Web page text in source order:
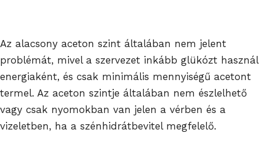
Az alacsony aceton szint általában nem jelent
problémát, mivel a szervezet inkább glükózt használ
energiaként, és csak minimális mennyiségű acetont
termel. Az aceton szintje általában nem észlelhető
vagy csak nyomokban van jelen a vérben és a
vizeletben, ha a szénhidrátbevitel megfelelő.